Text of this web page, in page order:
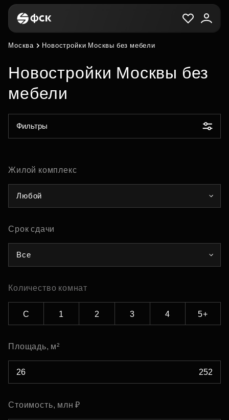
Москва Новостройки Москвы без мебели
Новостройки Москвы без
мебели
Фильтры
Жилой комплекс
Любой
Срок сдачи
Все
Количество комнат
С 1 2 3 4 5+
Площадь, м²
Стоимость, млн ₽